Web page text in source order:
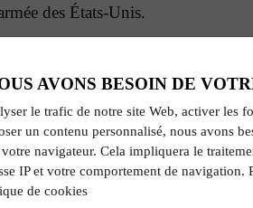
des États-Unis.
López Núñez, secrétaire
FETRAELEC du Venezuela,
Avez-vous maintenu
à fait. Je suis en relation constante
Gutiérrez également secrétaire de la
AVONS BESOIN DE
le trafic de notre site Web, activer les
un contenu personnalisé, nous avons
navigateur. Cela impliquera le
IP et votre comportement de
de cookies